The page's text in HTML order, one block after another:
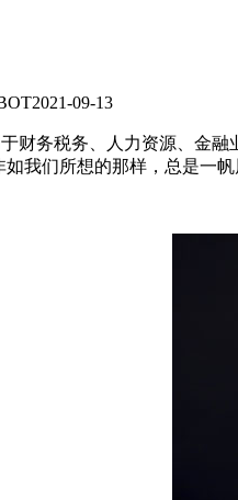
2021-09-13
财务税务、人力资源、金
如我们所想的那样，总是一